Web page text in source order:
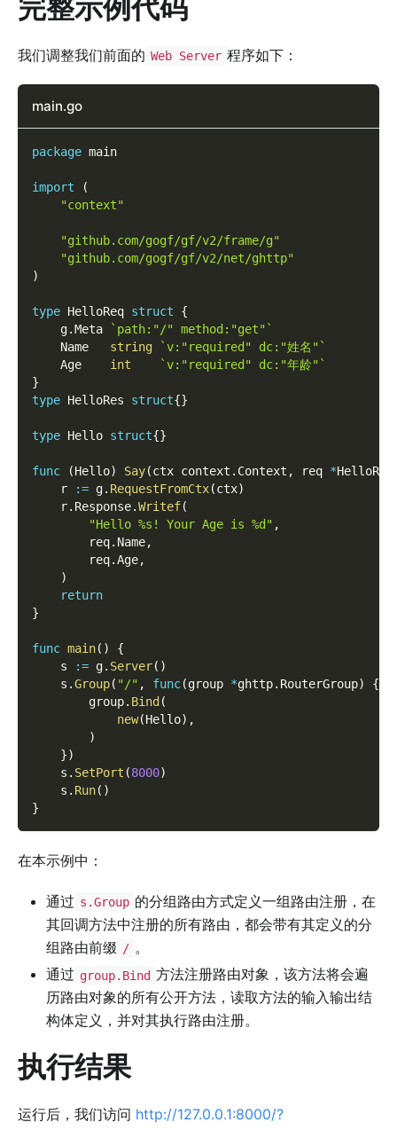
完整示例代码
我们调整我们前面的 Web Server 程序如下：
main.go
package main
import
(
"context"
"github.com/gogf/gf/v2/frame/g"
"github.com/gogf/gf/v2/net/ghttp"
)
type HelloReq struct
{
    g
.Meta
`path:"/" method:"get"`
    Name
string
`v:"required" dc:"姓名"`
    Age
int
`v:"required" dc:"年龄"`
}
type HelloRes struct{}
type Hello struct{}
func (Hello) Say(ctx context . Context , req *HelloReq
    r
:= g. RequestFromCtx(ctx)
    r
. Response.Writef(
"Hello %s! Your Age is %d" ,
        req
. Name,
        req
.Age,
)
return
}
func main( )
{
    s
:= g. Server( )
    s
.Group( "/" , func(group *ghttp. RouterGroup)
{
        group
. Bind (
new(Hello) ,
)
})
    s
. SetPort (8000)
    s
. Run( )
}
在本示例中：
通过 s.Group 的分组路由方式定义一组路由注册，在
其回调方法中注册的所有路由，都会带有其定义的分
组路由前缀 / 。
通过 group.Bind 方法注册路由对象，该方法将会遍
历路由对象的所有公开方法，读取方法的输入输出结
构体定义，并对其执行路由注册。
执行结果
运行后，我们访问 http://127.0.0.1:8000/?